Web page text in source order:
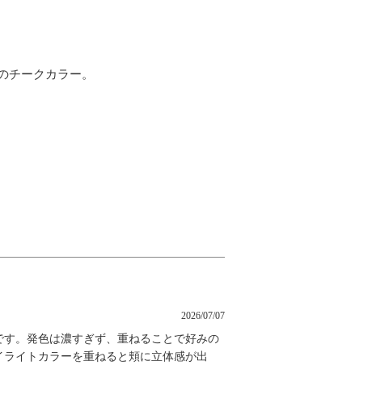
ークカラー。
2026/07/07
。発色は濃すぎず、重ねることで好みの
イトカラーを重ねると頬に立体感が出